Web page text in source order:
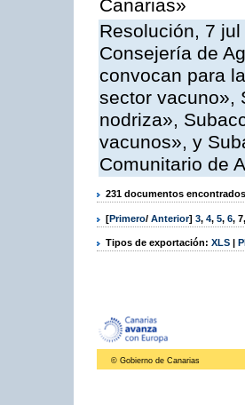
Canarias»
Resolución, 7
Consejería de
convocan para
sector vacuno»,
nodriza»,
vacunos», y
Comunitario de
231 documentos
[Primero/ Anterior] 3, 4, 5, 6, 7,
Tipos de exportación: XLS |
© Gobierno de Canarias